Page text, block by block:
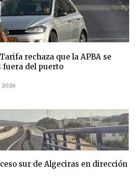
rechaza que la APBA se
fuera del puerto
2026
sur de Algeciras en dirección